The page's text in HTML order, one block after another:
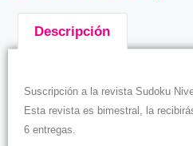
Descripción
Suscripción a la revista Sudoku
Esta revista es bimestral, la
6 entregas.